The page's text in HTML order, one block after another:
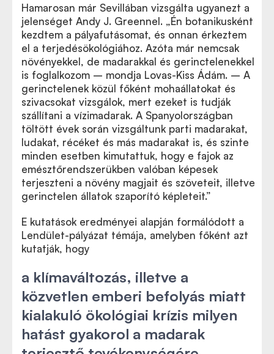
Hamarosan már Sevillában vizsgálta ugyanezt a
jelenséget Andy J. Greennel. „Én botanikusként
kezdtem a pályafutásomat, és onnan érkeztem
el a terjedésökológiához. Azóta már nemcsak
növényekkel, de madarakkal és gerinctelenekkel
is foglalkozom – mondja Lovas-Kiss Ádám. – A
gerinctelenek közül főként mohaállatokat és
szivacsokat vizsgálok, mert ezeket is tudják
szállítani a vízimadarak. A Spanyolországban
töltött évek során vizsgáltunk parti madarakat,
ludakat, récéket és más madarakat is, és szinte
minden esetben kimutattuk, hogy e fajok az
emésztőrendszerükben valóban képesek
terjeszteni a növény magjait és szöveteit, illetve
gerinctelen állatok szaporító képleteit.”
E kutatások eredményei alapján formálódott a
Lendület-pályázat témája, amelyben főként azt
kutatják, hogy
a klímaváltozás, illetve a
közvetlen emberi befolyás miatt
kialakuló ökológiai krízis milyen
hatást gyakorol a madarak